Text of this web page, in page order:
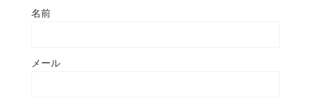
名前
メール